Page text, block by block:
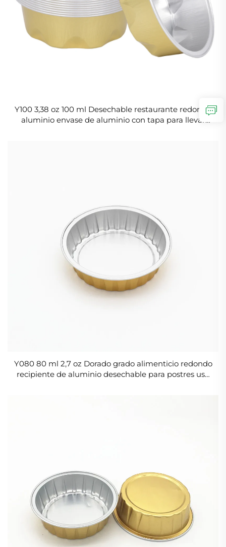
Y100 3,38 oz 100 ml Desechable restaurante redondo
aluminio envase de aluminio con tapa para llevar
Y080 80 ml 2,7 oz Dorado grado alimenticio redondo
recipiente de aluminio desechable para postres uso